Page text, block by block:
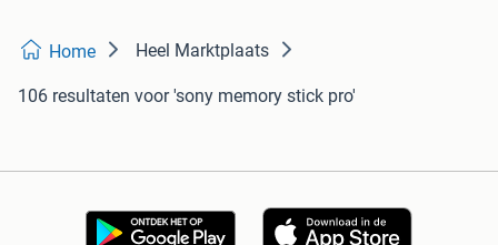
Home Heel Marktplaats
106 resultaten voor 'sony memory stick pro'